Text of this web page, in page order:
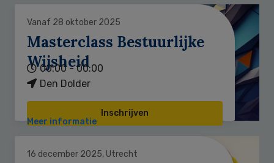
Vanaf 28 oktober 2025
Masterclass Bestuurlijke
Wijsheid
00:00 - 00:00
Den Dolder
Inschrijven
Meer informatie
16 december 2025, Utrecht